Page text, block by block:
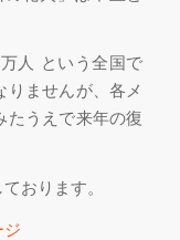
人 という全国で
りませんが、各メ
たうえで来年の復
おります。
ジ